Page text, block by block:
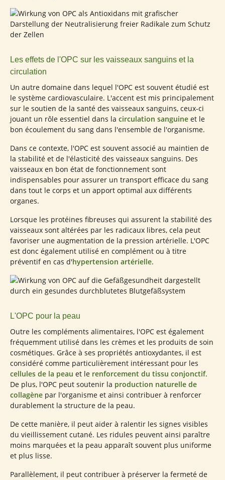
Les effets de l'OPC sur les vaisseaux sanguins et la
circulation
Un autre domaine dans lequel l'OPC est souvent étudié est
le système cardiovasculaire. L'accent est mis principalement
sur le soutien de la santé des vaisseaux sanguins, ceux-ci
jouant un rôle essentiel dans la circulation sanguine et le
bon écoulement du sang dans l'ensemble de l'organisme.
Dans ce contexte, l'OPC est souvent associé au maintien de
la stabilité et de l'élasticité des vaisseaux sanguins. Des
vaisseaux en bon état de fonctionnement sont
indispensables pour assurer un transport efficace du sang
dans tout le corps et un apport optimal aux différents
organes.
Lorsque les protéines fibreuses qui assurent la stabilité des
vaisseaux sont altérées par les radicaux libres, cela peut
favoriser une augmentation de la pression artérielle. L'OPC
est donc également utilisé en complément ou à titre
préventif en cas d'hypertension artérielle.
L'OPC pour la peau
Outre les compléments alimentaires, l'OPC est également
fréquemment utilisé dans les crèmes et les produits de soin
cosmétiques. Grâce à ses propriétés antioxydantes, il est
considéré comme particulièrement intéressant pour les
cellules de la peau et le renforcement du tissu conjonctif.
De plus, l'OPC peut soutenir la production naturelle de
collagène par l'organisme et ainsi contribuer à renforcer
durablement la structure de la peau.
De cette manière, il peut aider à ralentir les signes visibles
du vieillissement cutané. Les ridules peuvent ainsi paraître
moins marquées et la peau apparaît souvent plus uniforme
et plus lisse.
Parallèlement, il peut contribuer à préserver la fermeté de